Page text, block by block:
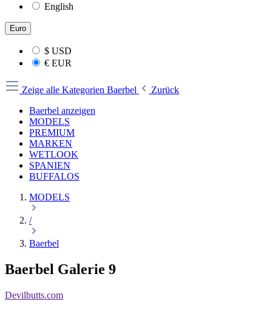
English
Euro
$ USD
€ EUR
Zeige alle Kategorien Baerbel
Zurück
Baerbel anzeigen
MODELS
PREMIUM
MARKEN
WETLOOK
SPANIEN
BUFFALOS
MODELS
/
Baerbel
Baerbel Galerie 9
Devilbutts.com